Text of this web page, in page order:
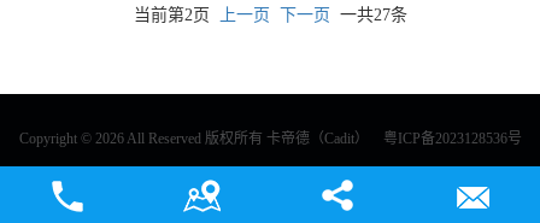
当前第2页 上一页 下一页 一共27条
Copyright © 2026 All Reserved 版权所有 卡帝德（Cadit） 粤ICP备2023128536号